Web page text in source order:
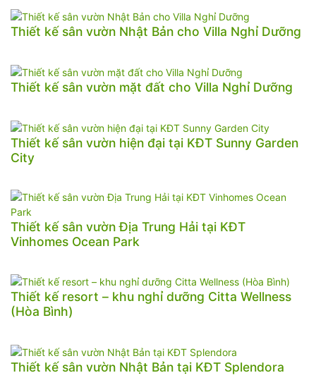
Thiết kế sân vườn Nhật Bản cho Villa Nghỉ Dưỡng
Thiết kế sân vườn mặt đất cho Villa Nghỉ Dưỡng
Thiết kế sân vườn hiện đại tại KĐT Sunny Garden
City
Thiết kế sân vườn Địa Trung Hải tại KĐT
Vinhomes Ocean Park
Thiết kế resort – khu nghỉ dưỡng Citta Wellness
(Hòa Bình)
Thiết kế sân vườn Nhật Bản tại KĐT Splendora